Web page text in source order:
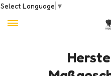
Select Language ▼